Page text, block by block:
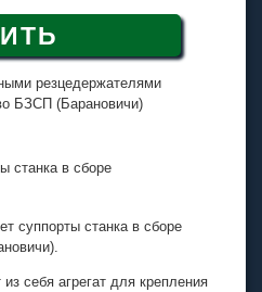
резцедержателями
БЗСП (Барановичи)
суппорты станка в сборе
себя агрегат для крепления